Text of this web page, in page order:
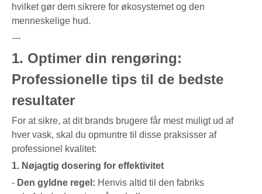
hvilket gør dem sikrere for økosystemet og den
menneskelige hud.
---
1. Optimer din rengøring:
Professionelle tips til de bedste
resultater
For at sikre, at dit brands brugere får mest muligt ud af
hver vask, skal du opmuntre til disse praksisser af
professionel kvalitet:
1. Nøjagtig dosering for effektivitet
- Den gyldne regel: Henvis altid til den fabriks